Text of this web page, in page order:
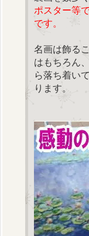
ポスター等
です。
名画は飾る
はもちろん
ら落ち着い
ります。